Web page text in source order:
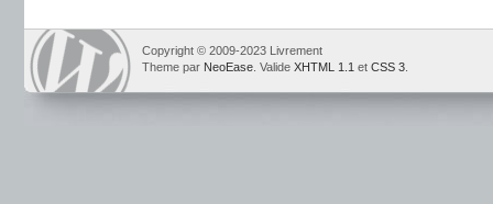
Copyright © 2009-2023 Livrement
Theme par NeoEase . Valide XHTML 1.1 et CSS 3